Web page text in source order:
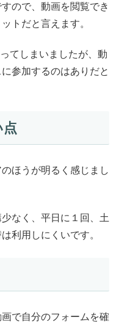
ので、動画を閲覧でき
トだと言えます。
てしまいましたが、動
参加するのはありだと
ほうが明るく感じまし
なく、平日に１回、土
利用しにくいです。
で自分のフォームを確